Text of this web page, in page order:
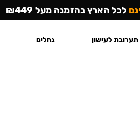
לכל הארץ בהזמנה מעל ₪449
תערובת לעישון גחלים